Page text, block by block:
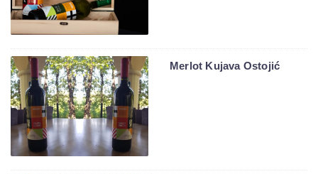
Merlot Kujava Ostojić